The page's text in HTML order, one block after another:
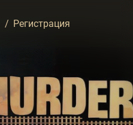
/ Регистрация